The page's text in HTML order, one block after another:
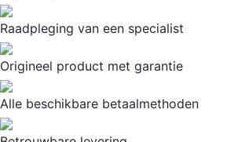
Raadpleging van een specialist
Origineel product met garantie
Alle beschikbare betaalmethoden